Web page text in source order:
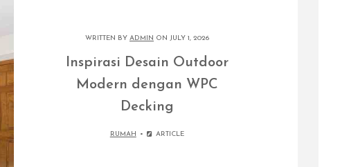
WRITTEN BY ADMIN ON JULY 1, 2026
Inspirasi Desain Outdoor
Modern dengan WPC
Decking
RUMAH ARTICLE